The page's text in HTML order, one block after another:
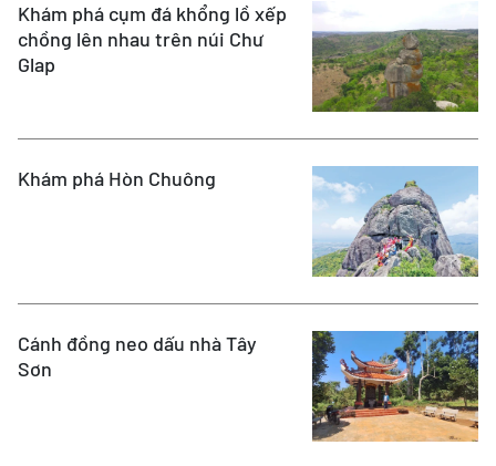
Khám phá cụm đá khổng lồ xếp
chồng lên nhau trên núi Chư
Glap
Khám phá Hòn Chuông
Cánh đồng neo dấu nhà Tây
Sơn